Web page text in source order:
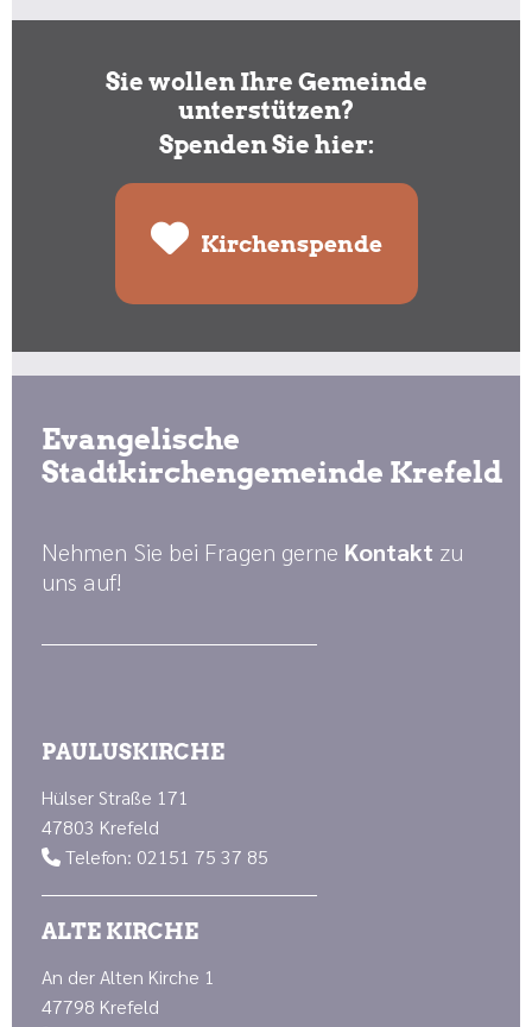
Sie wollen Ihre Gemeinde
unterstützen?
Spenden Sie hier:
Kirchenspende
Evangelische
Stadtkirchengemeinde Krefeld
Nehmen Sie bei Fragen gerne Kontakt zu
uns auf!
PAULUSKIRCHE
Hülser Straße 171
47803 Krefeld
 Telefon: 02151 75 37 85
ALTE KIRCHE
An der Alten Kirche 1
47798 Krefeld